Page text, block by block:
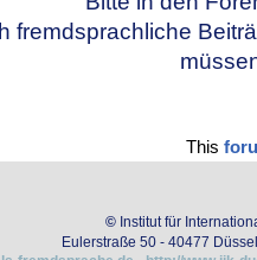
fremdsprachliche
This
© Institut für
Eulerstraße 50 - 40477